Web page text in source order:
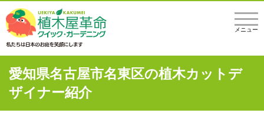
メニュー
愛知県名古屋市名東区の植木カットデ
ザイナー紹介